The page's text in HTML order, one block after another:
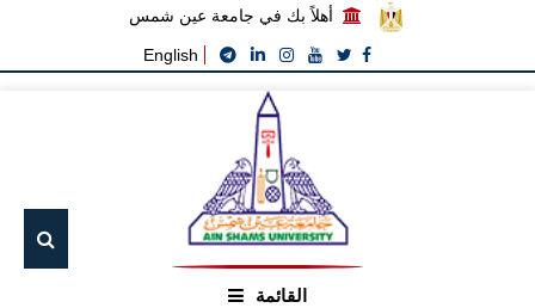
أهلاً بك في جامعة عين شمس
English
القائمة